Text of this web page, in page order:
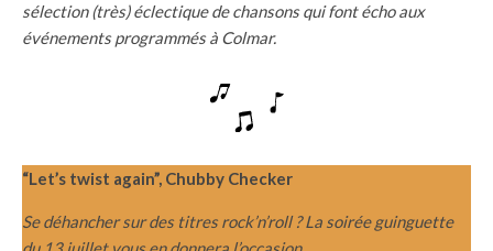
sélection (très) éclectique de chansons qui font écho aux
événements programmés à Colmar.
“Let’s twist again”, Chubby Checker
Se déhancher sur des titres rock’n’roll ? La soirée guinguette